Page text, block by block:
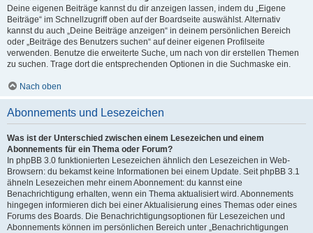
Deine eigenen Beiträge kannst du dir anzeigen lassen, indem du „Eigene
Beiträge“ im Schnellzugriff oben auf der Boardseite auswählst. Alternativ
kannst du auch „Deine Beiträge anzeigen“ in deinem persönlichen Bereich
oder „Beiträge des Benutzers suchen“ auf deiner eigenen Profilseite
verwenden. Benutze die erweiterte Suche, um nach von dir erstellen Themen
zu suchen. Trage dort die entsprechenden Optionen in die Suchmaske ein.
Nach oben
Abonnements und Lesezeichen
Was ist der Unterschied zwischen einem Lesezeichen und einem
Abonnements für ein Thema oder Forum?
In phpBB 3.0 funktionierten Lesezeichen ähnlich den Lesezeichen in Web-
Browsern: du bekamst keine Informationen bei einem Update. Seit phpBB 3.1
ähneln Lesezeichen mehr einem Abonnement: du kannst eine
Benachrichtigung erhalten, wenn ein Thema aktualisiert wird. Abonnements
hingegen informieren dich bei einer Aktualisierung eines Themas oder eines
Forums des Boards. Die Benachrichtigungsoptionen für Lesezeichen und
Abonnements können im persönlichen Bereich unter „Benachrichtigungen